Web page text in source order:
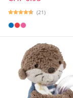
(21)